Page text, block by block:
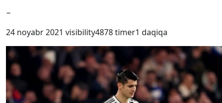
−
24 noyabr 2021 visibility4878timer1 daqiqa